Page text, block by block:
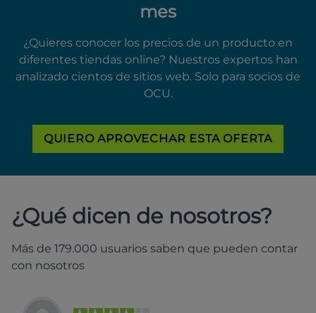
mes
¿Quieres conocer los precios de un producto en
diferentes tiendas online? Nuestros expertos han
analizado cientos de sitios web. Solo para socios de
OCU.
QUIERO APROVECHAR ESTA OFERTA
¿Qué dicen de nosotros?
Más de 179.000 usuarios saben que pueden contar
con nosotros